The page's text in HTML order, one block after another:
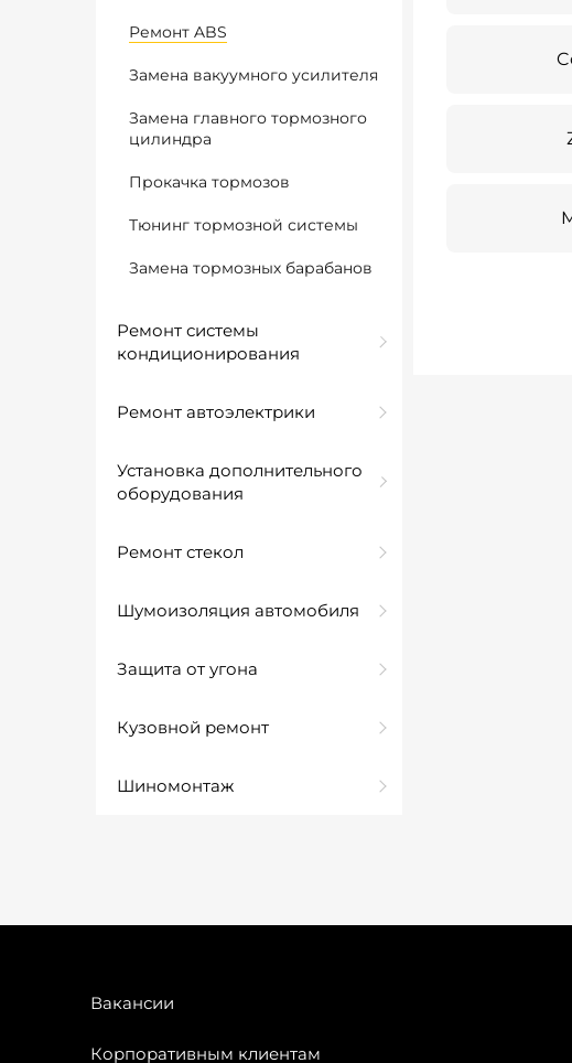
Ремонт ABS
Замена вакуумного усилителя
Замена главного тормозного
цилиндра
Прокачка тормозов
Тюнинг тормозной системы
Замена тормозных барабанов
Ремонт системы
кондиционирования
Ремонт автоэлектрики
Установка дополнительного
оборудования
Ремонт стекол
Шумоизоляция автомобиля
Защита от угона
Кузовной ремонт
Шиномонтаж
Вакансии
Корпоративным клиентам